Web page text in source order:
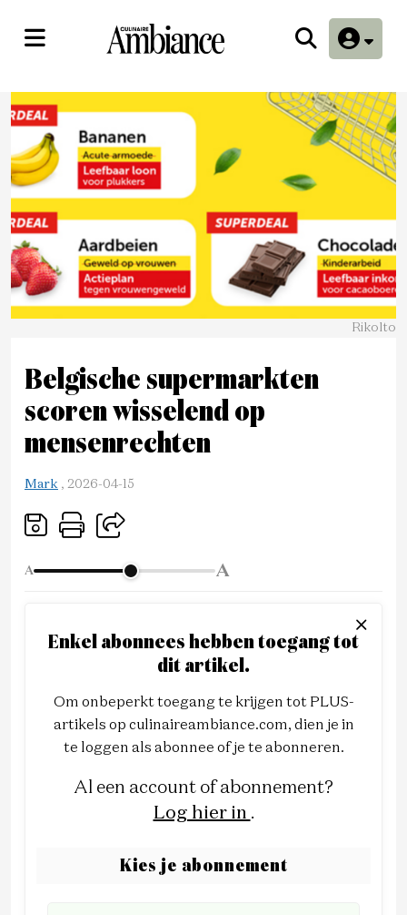
Rikolto
Belgische supermarkten
scoren wisselend op
mensenrechten
Mark , 2026-04-15
A A
Enkel abonnees hebben toegang tot
dit artikel.
Om onbeperkt toegang te krijgen tot PLUS-
artikels op culinaireambiance.com, dien je in
te loggen als abonnee of je te abonneren.
Al een account of abonnement?
Log hier in .
Kies je abonnement